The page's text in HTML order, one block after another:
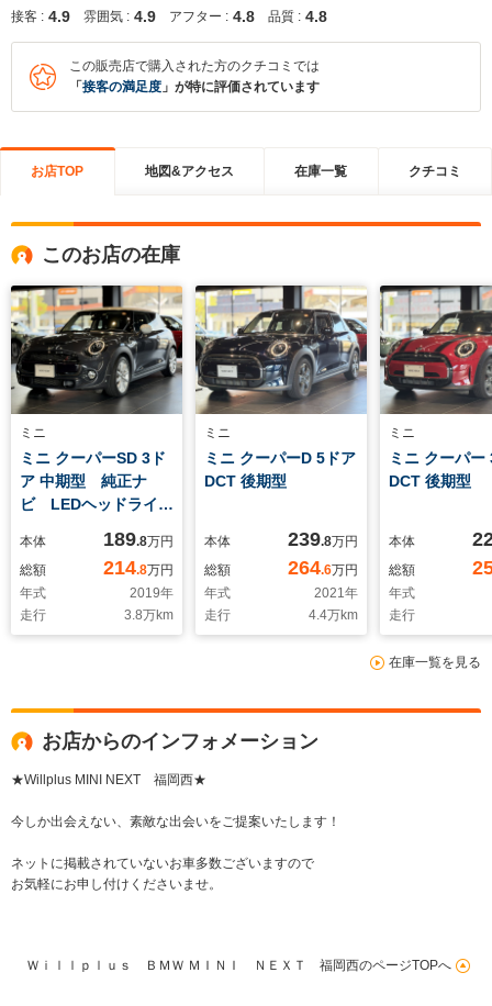
接客 : 4.9 雰囲気 : 4.9 アフター : 4.8 品質 : 4.8
この販売店で購入された方のクチコミでは
「 接客の満足度 」が特に評価されています
お店TOP 地図&アクセス 在庫一覧 クチコミ
このお店の在庫
ミニ
ミニ クーパーSD 3ド
ア 中期型 純正ナ
ビ LEDヘッドライ
プ ETC2.0 コンフ
ォートアクセス
本体 189.8万円
総額
214.8万円
年式
2019年
走行
3.8万km
ミニ
ミニ クーパーD 5ドア
DCT 後期型
本体 239.8万円
総額
264.6万円
年式
2021年
走行
4.4万km
ミニ
ミニ クーパー
DCT 後期型
本体
総額
年式
走行
在庫一覧を見る
お店からのインフォメーション
★Willplus MINI NEXT 福岡西★
今しか出会えない、素敵な出会いをご提案いたします！
ネットに掲載されていないお車多数ございますので
お気軽にお申し付けくださいませ。
Ｗｉｌｌｐｌｕｓ ＢＭＷ ＭＩＮＩ ＮＥＸＴ 福岡西のページTOPへ